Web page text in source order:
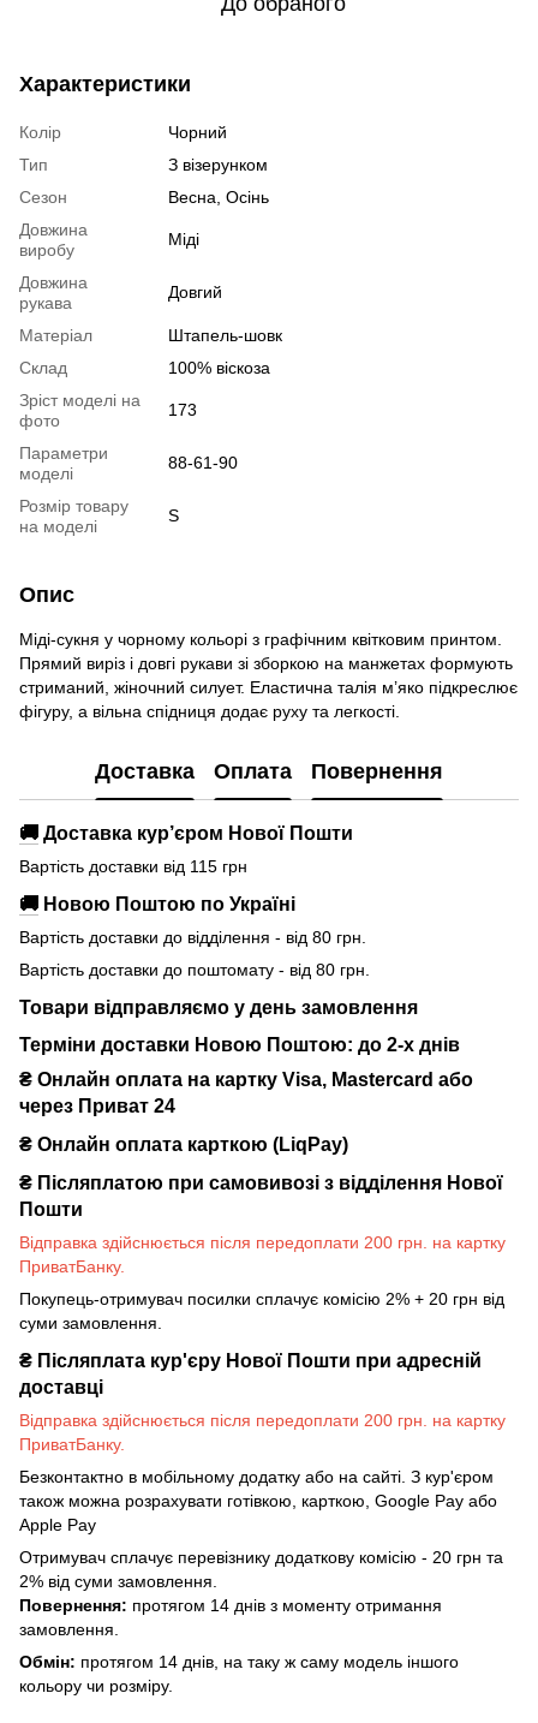
Характеристики
Колір
Чорний
Тип
З візерунком
Сезон
Весна, Осінь
Довжина
виробу
Міді
Довжина
рукава
Довгий
Матеріал
Штапель-шовк
Склад
100% віскоза
Зріст моделі на
фото
173
Параметри
моделі
88-61-90
Розмір товару
на моделі
S
Опис
Міді-сукня у чорному кольорі з графічним квітковим принтом.
Прямий виріз і довгі рукави зі зборкою на манжетах формують
стриманий, жіночний силует. Еластична талія м’яко підкреслює
фігуру, а вільна спідниця додає руху та легкості.
Доставка Оплата Повернення
🚚 Доставка кур’єром Нової Пошти
Вартість доставки від 115 грн
🚚 Новою Поштою по Україні
Вартість доставки до відділення - від 80 грн.
Вартість доставки до поштомату - від 80 грн.
Товари відправляємо у день замовлення
Терміни доставки Новою Поштою: до 2-х днів
₴ Онлайн оплата на картку Visa, Mastercard або
через Приват 24
₴ Онлайн оплата карткою (LiqPay)
₴ Післяплатою при самовивозі з відділення Нової
Пошти
Відправка здійснюється після передоплати 200 грн. на картку
ПриватБанку.
Покупець-отримувач посилки сплачує комісію 2% + 20 грн від
суми замовлення.
₴ Післяплата кур'єру Нової Пошти при адресній
доставці
Відправка здійснюється після передоплати 200 грн. на картку
ПриватБанку.
Безконтактно в мобільному додатку або на сайті. З кур'єром
також можна розрахувати готівкою, карткою, Google Pay або
Apple Pay
Отримувач сплачує перевізнику додаткову комісію - 20 грн та
2% від суми замовлення.
Повернення: протягом 14 днів з моменту отримання
замовлення.
Обмін: протягом 14 днів, на таку ж саму модель іншого
кольору чи розміру.